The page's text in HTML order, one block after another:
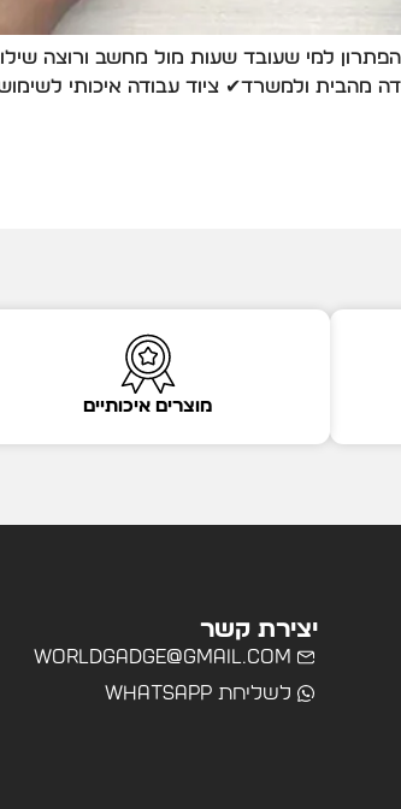
למי שעובד שעות מול מחשב ורוצה
ולמשרד✔ ציוד עבודה איכותי לשימוש
מוצרים איכותיים
יצירת קשר
worldgadge@gmail.com
לשליחת WhatsApp